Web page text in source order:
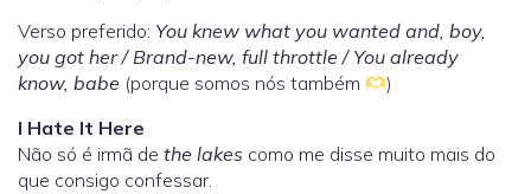
Verso preferido: You knew what you wanted and, boy,
you got her / Brand-new, full throttle / You already
know, babe (porque somos nós também
)
I Hate It Here
Não só é irmã de the lakes como me disse muito mais do
que consigo confessar.